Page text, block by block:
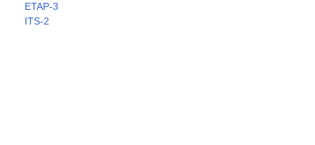
ETAP-3
ITS-2